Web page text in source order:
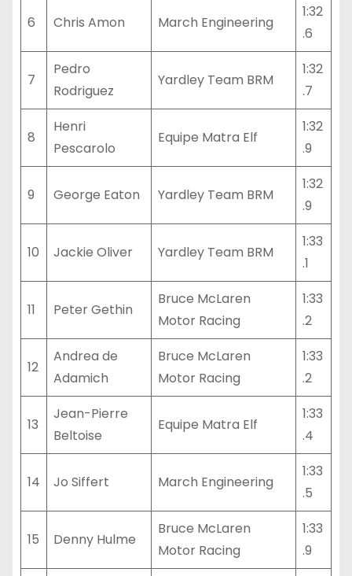
6 Chris Amon March Engineering
1:32
.6
7
Pedro
Rodriguez
Yardley Team BRM
1:32
.7
8
Henri
Pescarolo
Equipe Matra Elf
1:32
.9
9 George Eaton Yardley Team BRM
1:32
.9
10 Jackie Oliver Yardley Team BRM
1:33
.1
11 Peter Gethin
Bruce McLaren
Motor Racing
1:33
.2
12
Andrea de
Adamich
Bruce McLaren
Motor Racing
1:33
.2
13
Jean-Pierre
Beltoise
Equipe Matra Elf
1:33
.4
14 Jo Siffert March Engineering
1:33
.5
15 Denny Hulme
Bruce McLaren
Motor Racing
1:33
.9